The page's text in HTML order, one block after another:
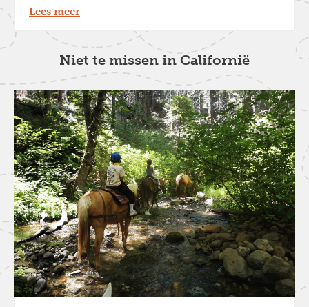
Lees meer
Niet te missen in Californië